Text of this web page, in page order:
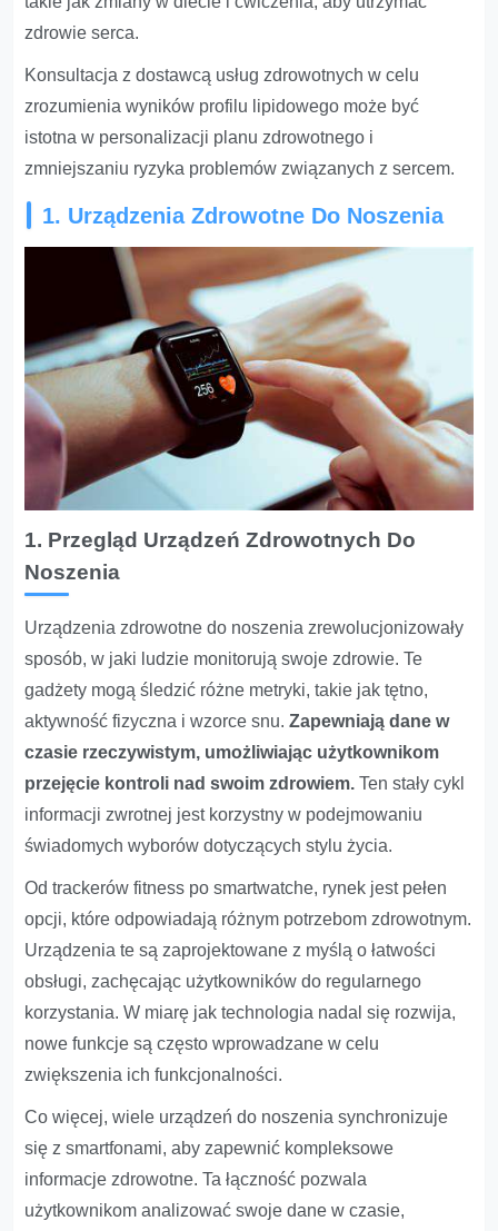
zdrowie serca.
Konsultacja z dostawcą usług zdrowotnych w celu
zrozumienia wyników profilu lipidowego może być
istotna w personalizacji planu zdrowotnego i
zmniejszaniu ryzyka problemów związanych z sercem.
1. Urządzenia Zdrowotne Do Noszenia
1. Przegląd Urządzeń Zdrowotnych Do
Noszenia
Urządzenia zdrowotne do noszenia zrewolucjonizowały
sposób, w jaki ludzie monitorują swoje zdrowie. Te
gadżety mogą śledzić różne metryki, takie jak tętno,
aktywność fizyczna i wzorce snu.Zapewniają dane w
czasie rzeczywistym, umożliwiając użytkownikom
przejęcie kontroli nad swoim zdrowiem. Ten stały cykl
informacji zwrotnej jest korzystny w podejmowaniu
świadomych wyborów dotyczących stylu życia.
Od trackerów fitness po smartwatche, rynek jest pełen
opcji, które odpowiadają różnym potrzebom zdrowotnym.
Urządzenia te są zaprojektowane z myślą o łatwości
obsługi, zachęcając użytkowników do regularnego
korzystania. W miarę jak technologia nadal się rozwija,
nowe funkcje są często wprowadzane w celu
zwiększenia ich funkcjonalności.
Co więcej, wiele urządzeń do noszenia synchronizuje
się z smartfonami, aby zapewnić kompleksowe
informacje zdrowotne. Ta łączność pozwala
użytkownikom analizować swoje dane w czasie,